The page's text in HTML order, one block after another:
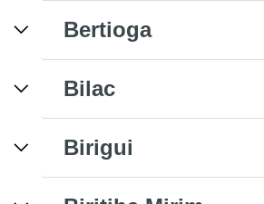
Bertioga
Bilac
Birigui